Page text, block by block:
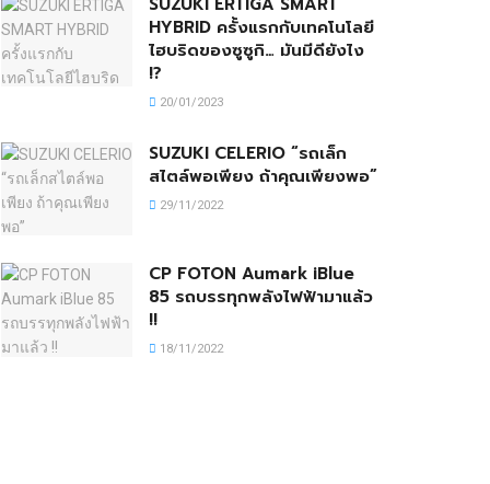
HYBRID ครั้งแรกกับเทคโนโลยี
ไฮบริดของซูซูกิ… มันมีดียังไง
!?
20/01/2023
SUZUKI CELERIO “รถเล็ก
สไตล์พอเพียง ถ้าคุณเพียงพอ”
29/11/2022
CP FOTON Aumark iBlue
85 รถบรรทุกพลังไฟฟ้ามาแล้ว
!!
18/11/2022